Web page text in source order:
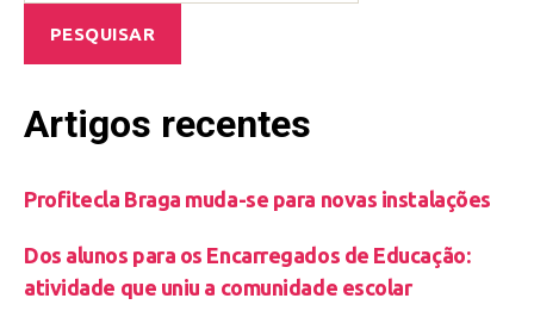
PESQUISAR
Artigos recentes
Profitecla Braga muda-se para novas instalações
Dos alunos para os Encarregados de Educação:
atividade que uniu a comunidade escolar